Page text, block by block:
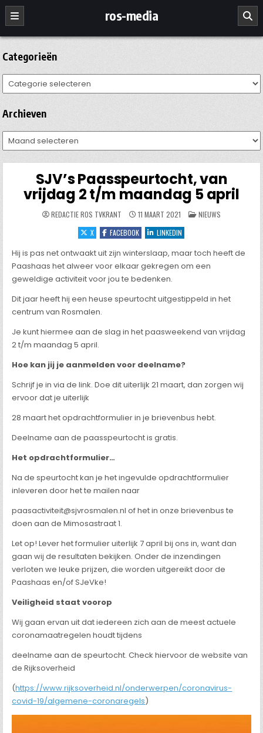
Ga
naar
de
inhoud
ros-media
Categorieën
Categorieën
Archieven
Archieven
SJV’s Paasspeurtocht, van
vrijdag 2 t/m maandag 5 april
REDACTIE ROS TVKRANT 11 MAART 2021 GEPLAATST
IN
NIEUWS
X
FACEBOOK LINKEDIN
Hij is pas net ontwaakt uit zijn winterslaap, maar toch heeft de
Paashaas het alweer voor elkaar gekregen om een
geweldige activiteit voor jou te bedenken.
Dit jaar heeft hij een heuse speurtocht uitgestippeld in het
centrum van Rosmalen.
Je kunt hiermee aan de slag in het paasweekend van vrijdag
2 t/m maandag 5 april.
Hoe kan jij je aanmelden voor deelname?
Schrijf je in via de link. Doe dit uiterlijk 21 maart, dan zorgen wij
ervoor dat je uiterlijk
28 maart het opdrachtformulier in je brievenbus hebt.
Deelname aan de paasspeurtocht is gratis.
Het opdrachtformulier…
Na de speurtocht kan je het ingevulde opdrachtformulier
inleveren door het te mailen naar
paasactiviteit@sjvrosmalen.nl of het in onze brievenbus te
doen aan de Mimosastraat 1.
Let op! Lever het formulier uiterlijk 7 april bij ons in, want dan
gaan wij de resultaten bekijken. Onder de inzendingen
verloten we leuke prijzen, die worden uitgereikt door de
Paashaas en/of SJeVke!
Veiligheid staat voorop
Wij gaan ervan uit dat iedereen zich aan de meest actuele
coronamaatregelen houdt tijdens
deelname aan de speurtocht. Check hiervoor de website van
de Rijksoverheid
(https://www.rijksoverheid.nl/onderwerpen/coronavirus-
covid-19/algemene-coronaregels)